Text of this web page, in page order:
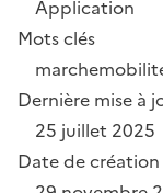
Application
Mots clés
marche
Dernière mise à
25 juillet 2025
Date de création